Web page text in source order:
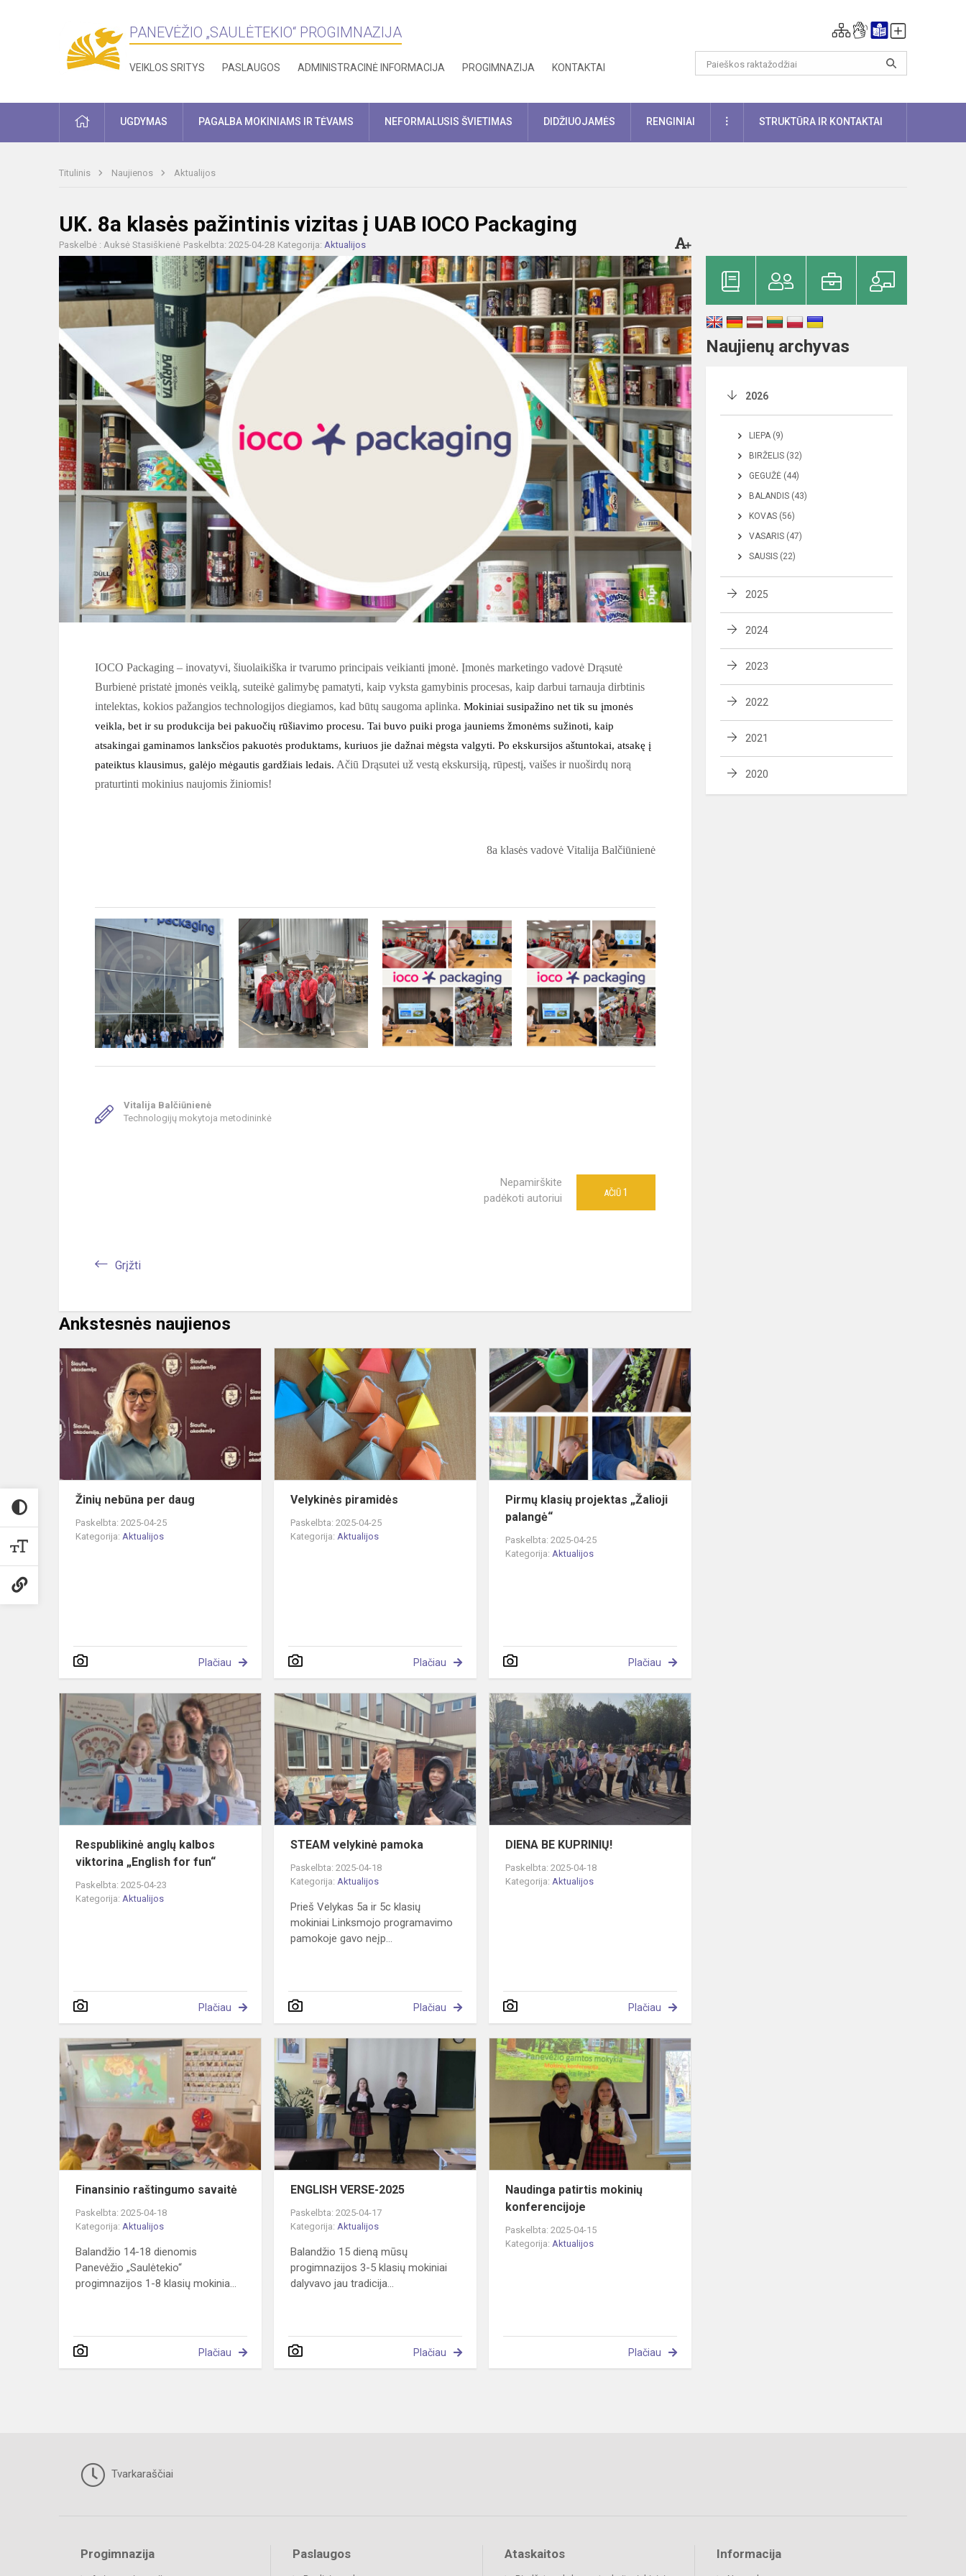
PANEVĖŽIO „SAULĖTEKIO“ PROGIMNAZIJA
VEIKLOS SRITYS PASLAUGOS ADMINISTRACINĖ INFORMACIJA PROGIMNAZIJA KONTAKTAI
PRADŽIAUGDYMAS PAGALBA MOKINIAMS IR TĖVAMS NEFORMALUSIS ŠVIETIMAS DIDŽIUOJAMĖS RENGINIAI DAUGIAUSTRUKTŪRA IR KONTAKTAI
Titulinis Naujienos Aktualijos
UK. 8a klasės pažintinis vizitas į UAB IOCO Packaging
Paskelbė : Auksė Stasiškienė Paskelbta: 2025-04-28 Kategorija: Aktualijos
IOCO Packaging – inovatyvi, šiuolaikiška ir tvarumo principais veikianti įmonė. Įmonės marketingo vadovė Drąsutė
Burbienė pristatė įmonės veiklą, suteikė galimybę pamatyti, kaip vyksta gamybinis procesas, kaip darbui tarnauja dirbtinis
intelektas, kokios pažangios technologijos diegiamos, kad būtų saugoma aplinka. Mokiniai susipažino net tik su įmonės
veikla, bet ir su produkcija bei pakuočių rūšiavimo procesu. Tai buvo puiki proga jauniems žmonėms sužinoti, kaip
atsakingai gaminamos lanksčios pakuotės produktams, kuriuos jie dažnai mėgsta valgyti. Po ekskursijos aštuntokai, atsakę į
pateiktus klausimus, galėjo mėgautis gardžiais ledais. Ačiū Drąsutei už vestą ekskursiją, rūpestį, vaišes ir nuoširdų norą
praturtinti mokinius naujomis žiniomis!
8a klasės vadovė Vitalija Balčiūnienė
Vitalija Balčiūnienė
Technologijų mokytoja metodininkė
Nepamirškite
padėkoti autoriui
AČIŪ 1
Grįžti
Ankstesnės naujienos
nebūna
per
daug
Žinių nebūna per daug
Paskelbta: 2025-04-25
Kategorija: Aktualijos
Plačiau
Velykinės
piramidės
Velykinės piramidės
Paskelbta: 2025-04-25
Kategorija:Aktualijos
Plačiau
Pirmų
projektas
„Žalioji
palangė“
Pirmų klasių projektas „Žalioji
palangė“
Paskelbta: 2025-04-25
Kategorija:Aktualijos
Plačiau
Respublikinė
anglų
kalbos
viktorina
„English
for
fun“
Respublikinė anglų kalbos
viktorina „English for fun“
Paskelbta: 2025-04-23
Kategorija: Aktualijos
Plačiau
STEAM
velykinė
pamoka
STEAM velykinė pamoka
Paskelbta: 2025-04-18
Kategorija:Aktualijos
Prieš Velykas 5a ir 5c klasių
mokiniai Linksmojo programavimo
pamokoje gavo neįp...
Plačiau
BE
DIENA BE KUPRINIŲ!
Paskelbta: 2025-04-18
Kategorija:Aktualijos
Plačiau
Finansinio
raštingumo
savaitė
Finansinio raštingumo savaitė
Paskelbta: 2025-04-18
Kategorija: Aktualijos
Balandžio 14-18 dienomis
Panevėžio „Saulėtekio“
progimnazijos 1-8 klasių mokinia...
Plačiau
ENGLISH
VERSE-
2025
ENGLISH VERSE-2025
Paskelbta: 2025-04-17
Kategorija:Aktualijos
Balandžio 15 dieną mūsų
progimnazijos 3-5 klasių mokiniai
dalyvavo jau tradicija...
Plačiau
Naudinga
mokinių
konferencijoje
Naudinga patirtis mokinių
konferencijoje
Paskelbta: 2025-04-15
Kategorija:Aktualijos
Plačiau
Naujienų archyvas
2026
LIEPA (9)
BIRŽELIS (32)
GEGUŽĖ (44)
BALANDIS (43)
KOVAS (56)
VASARIS (47)
SAUSIS (22)
2025
2024
2023
2022
2021
2020
Tvarkaraščiai
Progimnazija Paslaugos Ataskaitos Informacija